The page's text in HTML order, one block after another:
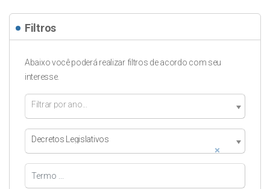
Filtros
Abaixo você poderá realizar filtros de acordo com seu
interesse.
Filtrar por ano...
×
Decretos Legislativos